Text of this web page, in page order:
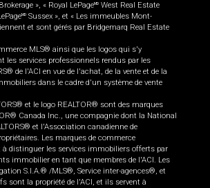
», « Royal LePageMD West Real Estate
MD Sussex », et « Les immeubles Mont-
et sont gérés par Bridgemarq Real Estate
MLS® ainsi que les logos qui s'y
les services professionnels rendus par les
de l'ACI en vue de l'achat, de la vente et de la
dans le cadre d'un système de vente
et le logo REALTOR® sont des marques
Canada Inc., une compagnie dont la National
et l'Association canadienne de
Les marques de commerce
à distinguer les services immobiliers offerts par
immobilier en tant que membres de l'ACI. Les
S.I.A.® /MLS®, Service inter-agences®, et
sont la propriété de l'ACI, et ils servent à